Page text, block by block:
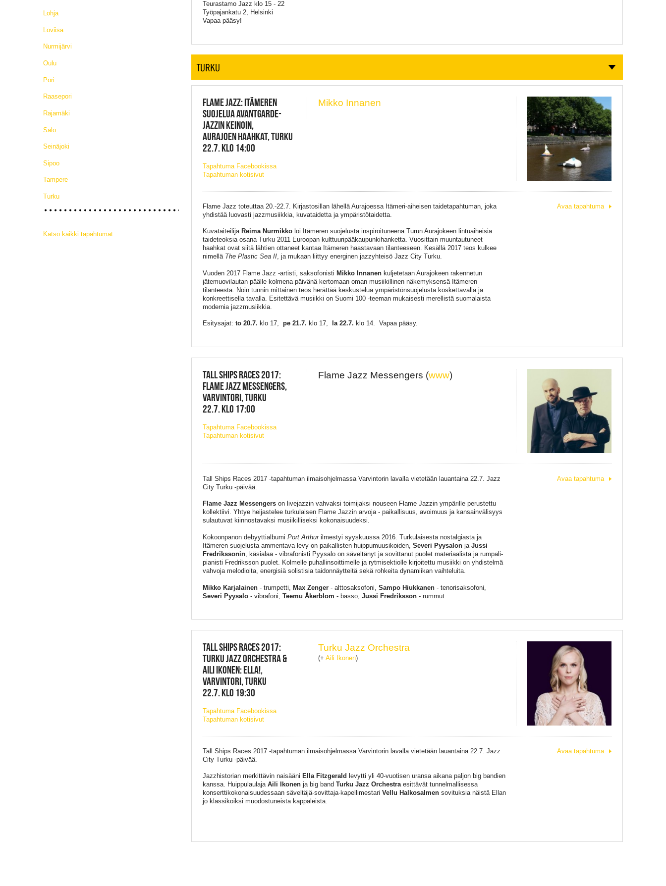
Lohja
Loviisa
Nurmijärvi
Oulu
Pori
Raasepori
Rajamäki
Salo
Seinäjoki
Sipoo
Tampere
Turku
Katso kaikki tapahtumat
Teurastamo Jazz klo 15 - 22
Työpajankatu 2, Helsinki
Vapaa pääsy!
TURKU
FLAME JAZZ: ITÄMEREN
SUOJELUA AVANTGARDE-
JAZZIN KEINOIN,
AURAJOEN HAAHKAT, TURKU
22.7. KLO 14:00
Tapahtuma Facebookissa
Tapahtuman kotisivut
Mikko Innanen
Flame Jazz toteuttaa 20.-22.7. Kirjastosillan lähellä Aurajoessa Itämeri-aiheisen taidetapahtuman, joka
yhdistää luovasti jazzmusiikkia, kuvataidetta ja ympäristötaidetta.
Kuvataiteilija Reima Nurmikkoloi Itämeren suojelusta inspiroituneena Turun Aurajokeen lintuaiheisia
taideteoksia osana Turku 2011 Euroopan kulttuuripääkaupunkihanketta. Vuosittain muuntautuneet
haahkat ovat siitä lähtien ottaneet kantaa Itämeren haastavaan tilanteeseen. Kesällä 2017 teos kulkee
nimellä The Plastic Sea II, ja mukaan liittyy energinen jazzyhteisö Jazz City Turku.
Vuoden 2017 Flame Jazz -artisti, saksofonisti Mikko Innanenkuljetetaan Aurajokeen rakennetun
jätemuovilautan päälle kolmena päivänä kertomaan oman musiikillinen näkemyksensä Itämeren
tilanteesta. Noin tunnin mittainen teos herättää keskustelua ympäristönsuojelusta koskettavalla ja
konkreettisella tavalla. Esitettävä musiikki on Suomi 100 -teeman mukaisesti merellistä suomalaista
modernia jazzmusiikkia.
Esitysajat: to 20.7. klo 17, pe 21.7. klo 17, la 22.7. klo 14. Vapaa pääsy.
Avaa tapahtuma
TALL SHIPS RACES 2017:
FLAME JAZZ MESSENGERS,
VARVINTORI, TURKU
22.7. KLO 17:00
Tapahtuma Facebookissa
Tapahtuman kotisivut
Flame Jazz Messengers (www)
Tall Ships Races 2017 -tapahtuman ilmaisohjelmassa Varvintorin lavalla vietetään lauantaina 22.7. Jazz
City Turku -päivää.
Flame Jazz Messengerson livejazzin vahvaksi toimijaksi nouseen Flame Jazzin ympärille perustettu
kollektiivi. Yhtye heijastelee turkulaisen Flame Jazzin arvoja - paikallisuus, avoimuus ja kansainvälisyys
sulautuvat kiinnostavaksi musiikilliseksi kokonaisuudeksi.
Kokoonpanon debyyttialbumi Port Arthurilmestyi syyskuussa 2016. Turkulaisesta nostalgiasta ja
Itämeren suojelusta ammentava levy on paikallisten huippumuusikoiden, Severi Pyysalonja Jussi
Fredrikssonin, käsialaa - vibrafonisti Pyysalo on säveltänyt ja sovittanut puolet materiaalista ja rumpali-
pianisti Fredriksson puolet. Kolmelle puhallinsoittimelle ja rytmisektiolle kirjoitettu musiikki on yhdistelmä
vahvoja melodioita, energisiä solistisia taidonnäytteitä sekä rohkeita dynamiikan vaihteluita.
Mikko Karjalainen- trumpetti, Max Zenger- alttosaksofoni, Sampo Hiukkanen- tenorisaksofoni,
Severi Pyysalo- vibrafoni, Teemu Åkerblom - basso, Jussi Fredriksson- rummut
Avaa tapahtuma
TALL SHIPS RACES 2017:
TURKU JAZZ ORCHESTRA &
AILI IKONEN: ELLA!,
VARVINTORI, TURKU
22.7. KLO 19:30
Tapahtuma Facebookissa
Tapahtuman kotisivut
Turku Jazz Orchestra
(+Aili Ikonen)
Tall Ships Races 2017 -tapahtuman ilmaisohjelmassa Varvintorin lavalla vietetään lauantaina 22.7. Jazz
City Turku -päivää.
Jazzhistorian merkittävin naisääni Ella Fitzgerald levytti yli 40-vuotisen uransa aikana paljon big bandien
kanssa. Huippulaulaja Aili Ikonenja big band Turku Jazz Orchestraesittävät tunnelmallisessa
konserttikokonaisuudessaan säveltäjä-sovittaja-kapellimestari Vellu Halkosalmen sovituksia näistä Ellan
jo klassikoiksi muodostuneista kappaleista.
Avaa tapahtuma